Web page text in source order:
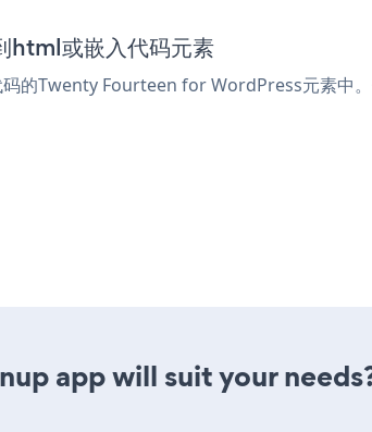
或嵌入代码元素
的Twenty Fourteen for WordPress元素中
app will suit your